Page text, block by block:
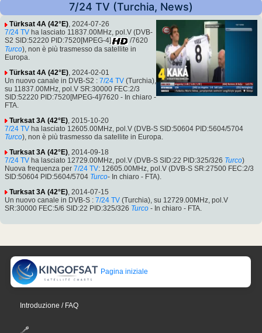
7/24 TV (Turchia, News)
Türksat 4A (42°E), 2024-07-26
7/24 TV ha lasciato 11837.00MHz, pol.V (DVB-
S2 SID:52220 PID:7520[MPEG-4]
/7620
Turco), non è più trasmesso da satellite in
Europa.
Türksat 4A (42°E) , 2024-02-01
Un nuovo canale in DVB-S2 : 7/24 TV (Turchia),
su 11837.00MHz, pol.V SR:30000 FEC:2/3
SID:52220 PID:7520[MPEG-4]/7620 - In chiaro -
FTA.
Turksat 3A (42°E) , 2015-10-20
7/24 TV ha lasciato 12605.00MHz, pol.V (DVB-S SID:50604 PID:5604/5704
Turco), non è più trasmesso da satellite in Europa.
Turksat 3A (42°E) , 2014-09-18
7/24 TV ha lasciato 12729.00MHz, pol.V (DVB-S SID:22 PID:325/326 Turco)
Nuova frequenza per 7/24 TV: 12605.00MHz, pol.V (DVB-S SR:27500 FEC:2/3
SID:50604 PID:5604/5704 Turco- In chiaro - FTA).
Turksat 3A (42°E) , 2014-07-15
Un nuovo canale in DVB-S : 7/24 TV (Turchia), su 12729.00MHz, pol.V
SR:30000 FEC:5/6 SID:22 PID:325/326 Turco - In chiaro - FTA.
Pagina iniziale
Introduzione / FAQ